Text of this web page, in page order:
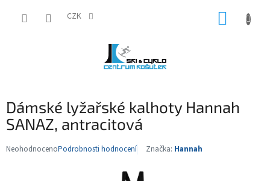
CZK
Dámské lyžařské kalhoty Hannah
SANAZ, antracitová
Průměrné
NeohodnocenoPodrobnosti hodnocení Značka: Hannah